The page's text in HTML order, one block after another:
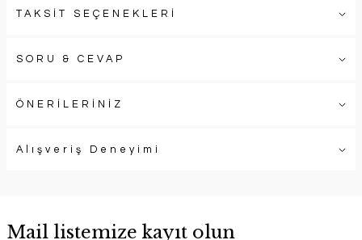
TAKSİT SEÇENEKLERİ
SORU & CEVAP
ÖNERİLERİNİZ
Alışveriş Deneyimi
Mail listemize kayıt olun